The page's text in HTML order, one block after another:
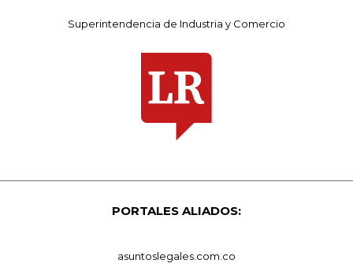
Superintendencia de Industria y Comercio
PORTALES ALIADOS:
asuntoslegales.com.co